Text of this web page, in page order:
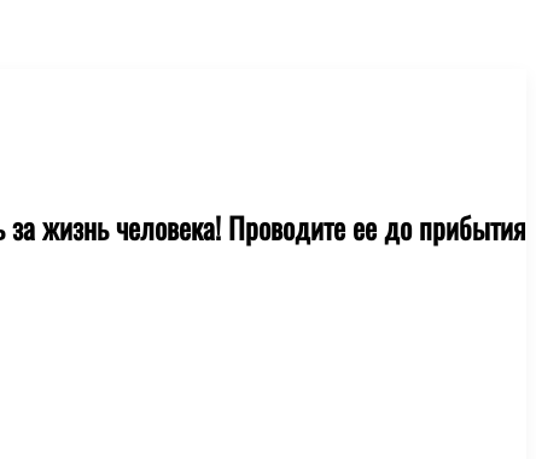
жизнь человека! Проводите ее до прибытия